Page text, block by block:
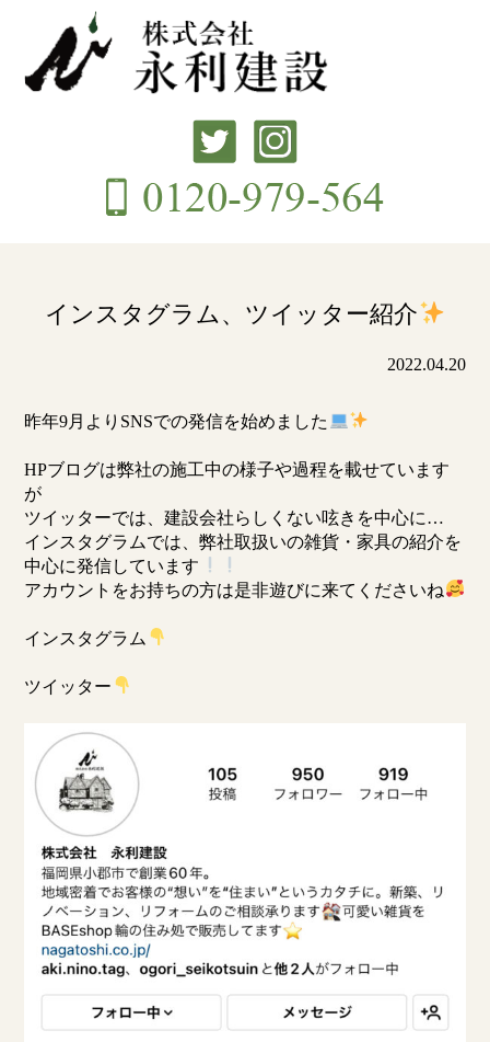
インスタグラム、ツイッター紹介
2022.04.20
昨年9月よりSNSでの発信を始めました
HPブログは弊社の施工中の様子や過程を載せています
が
ツイッターでは、建設会社らしくない呟きを中心に…
インスタグラムでは、弊社取扱いの雑貨・家具の紹介を
中心に発信しています
アカウントをお持ちの方は是非遊びに来てくださいね
インスタグラム
ツイッター